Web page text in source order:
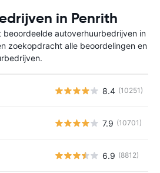
in Penrith
beoordeelde autoverhuurbedrijven in
zoekopdracht alle beoordelingen en
8.4 (10251)
7.9 (10701)
6.9 (8812)